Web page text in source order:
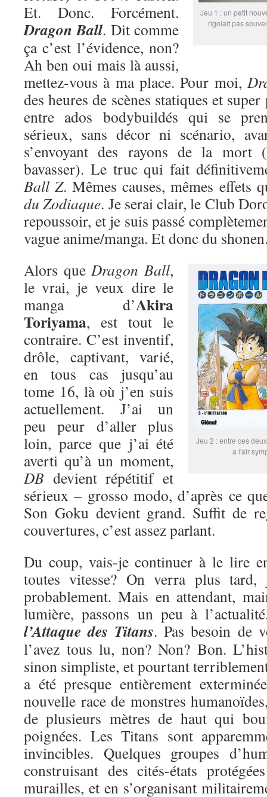
Jeu 1 : un petit
rigolait pas
Et. Donc. Forcément.
Dragon Ball. Dit comme
ça c’est l’évidence, non?
Ah ben oui mais là aussi,
mettez-vous à ma place. Pour moi,
des heures de scènes statiques et
entre ados bodybuildés qui se
sérieux, sans décor ni scénario,
s’envoyant des rayons de la mort
bavasser). Le truc qui fait
Ball Z. Mêmes causes, mêmes effets
du Zodiaque. Je serai clair, le Club
repoussoir, et je suis passé
vague anime/manga. Et donc du
Jeu 2 : entre ces
a l'air
Alors queDragon Ball,
le vrai, je veux dire le
manga d’Akira
Toriyama, est tout le
contraire. C’est inventif,
drôle, captivant, varié,
en tous cas jusqu’au
tome 16, là où j’en suis
actuellement. J’ai un
peu peur d’aller plus
loin, parce que j’ai été
averti qu’à un moment,
DB devient répétitif et
sérieux – grosso modo, d’après ce
Son Goku devient grand. Suffit de
couvertures, c’est assez parlant.
Du coup, vais-je continuer à le lire
toutes vitesse? On verra plus
probablement. Mais en attendant,
lumière, passons un peu à
l’Attaque des Titans. Pas besoin de
l’avez tous lu, non? Non? Bon.
sinon simpliste, et pourtant
a été presque entièrement
nouvelle race de monstres
de plusieurs mètres de haut qui
poignées. Les Titans sont
invincibles. Quelques groupes
construisant des cités-états
murailles, et en s’organisant